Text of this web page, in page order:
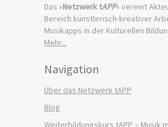
Das »Netzwerk tAPP« vereint
Bereich künstlerisch-kreativer
Musikapps in der Kulturellen
Mehr...
Navigation
Über das Netzwerk tAPP
Blog
Weiterbildungskurs tAPP – Musik